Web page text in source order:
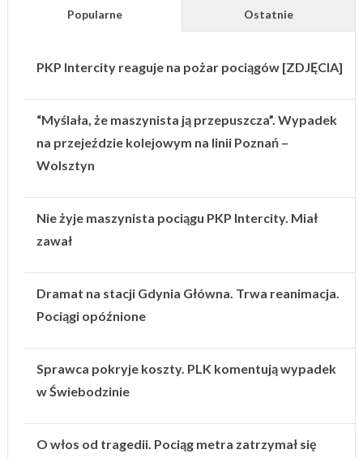
Popularne Ostatnie
PKP Intercity reaguje na pożar pociągów [ZDJĘCIA]
“Myślała, że maszynista ją przepuszcza”. Wypadek
na przejeździe kolejowym na linii Poznań –
Wolsztyn
Nie żyje maszynista pociągu PKP Intercity. Miał
zawał
Dramat na stacji Gdynia Główna. Trwa reanimacja.
Pociągi opóźnione
Sprawca pokryje koszty. PLK komentują wypadek
w Świebodzinie
O włos od tragedii. Pociąg metra zatrzymał się